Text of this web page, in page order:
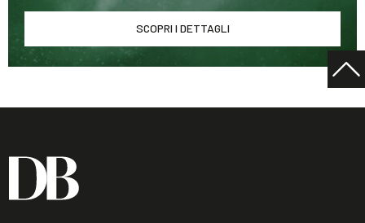
SCOPRI I DETTAGLI